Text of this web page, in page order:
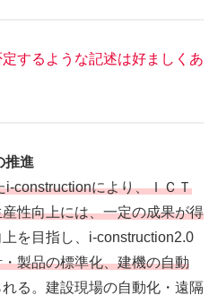
するような記述は好ましくあ
推進
constructionにより、ＩＣＴ
性向上には、一定の成果が得
を目指し、i-construction2.0
製品の標準化、建機の自動
る。建設現場の自動化・遠隔